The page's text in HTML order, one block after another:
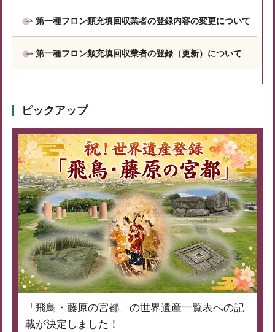
第一種フロン類充填回収業者の登録内容の変更について
第一種フロン類充填回収業者の登録（更新）について
ピックアップ
「飛鳥・藤原の宮都」の世界遺産一覧表への記
載が決定しました！